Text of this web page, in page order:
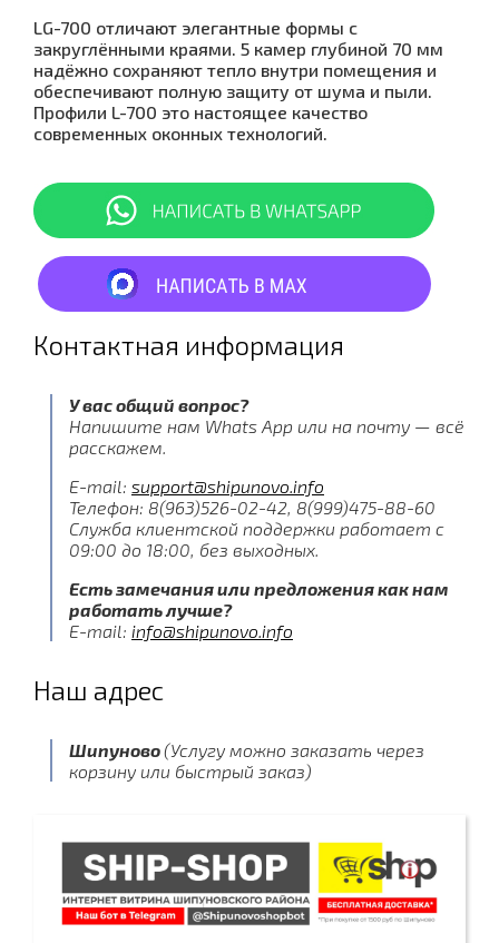
LG-700 отличают элегантные формы с
закруглёнными краями. 5 камер глубиной 70 мм
надёжно сохраняют тепло внутри помещения и
обеспечивают полную защиту от шума и пыли.
Профили L-700 это настоящее качество
современных оконных технологий.
Контактная информация
У вас общий вопрос?
Напишите нам Whats App или на почту — всё
расскажем.
E-mail: support@shipunovo.info
Телефон: 8(963)526-02-42, 8(999)475-88-60
Служба клиентской поддержки работает с
09:00 до 18:00, без выходных.
Есть замечания или предложения как нам
работать лучше?
E-mail: info@shipunovo.info
Наш адрес
Шипуново(Услугу можно заказать через
корзину или быстрый заказ)